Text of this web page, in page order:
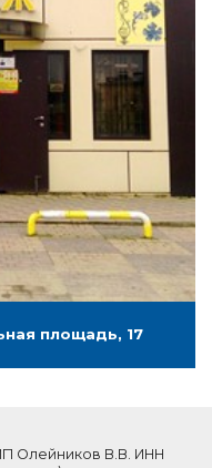
площадь, 17
Олейников В.В. ИНН